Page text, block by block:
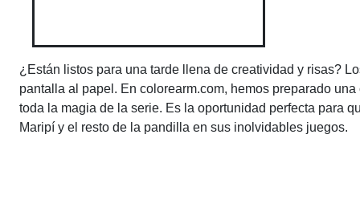
¿Están listos para una tarde llena de creatividad y risas?
pantalla al papel. En colorearm.com, hemos preparado
toda la magia de la serie. Es la oportunidad perfecta para
Maripí y el resto de la pandilla en sus inolvidables juegos.